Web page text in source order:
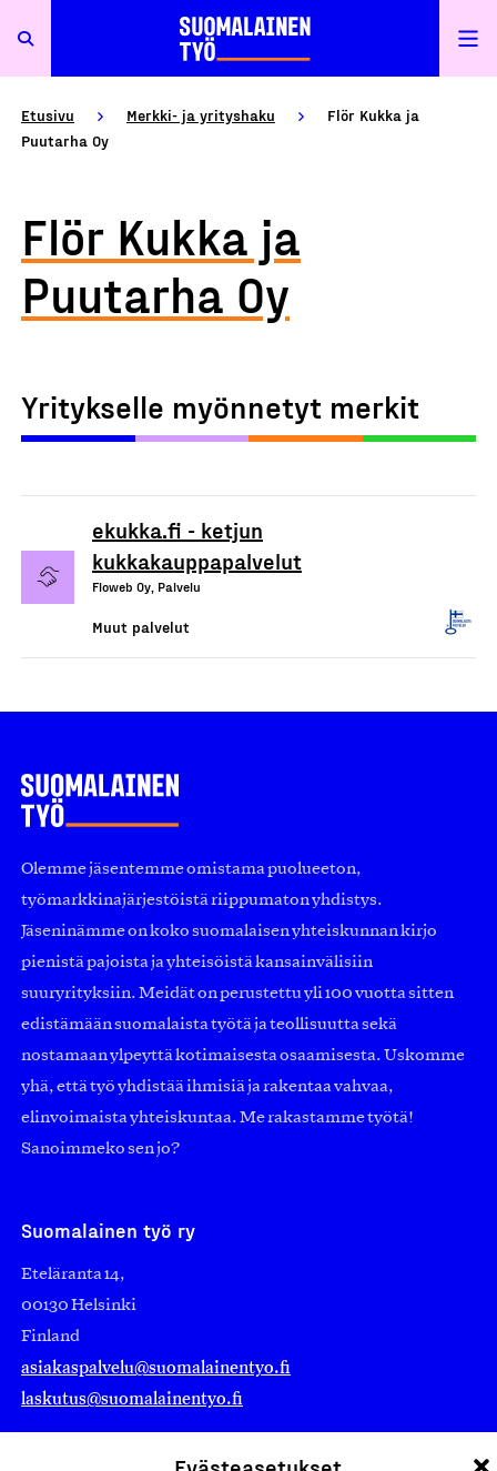
Etusivu Merkki- ja yrityshaku
Flör Kukka ja
Puutarha Oy
Flör Kukka ja
Puutarha Oy
Yritykselle myönnetyt merkit
ekukka.fi - ketjun
kukkakauppapalvelut
Floweb Oy, Palvelu
Muut palvelut
Olemme jäsentemme omistama puolueeton,
työmarkkinajärjestöistä riippumaton yhdistys.
Jäseninämme on koko suomalaisen yhteiskunnan kirjo
pienistä pajoista ja yhteisöistä kansainvälisiin
suuryrityksiin. Meidät on perustettu yli 100 vuotta sitten
edistämään suomalaista työtä ja teollisuutta sekä
nostamaan ylpeyttä kotimaisesta osaamisesta. Uskomme
yhä, että työ yhdistää ihmisiä ja rakentaa vahvaa,
elinvoimaista yhteiskuntaa. Me rakastamme työtä!
Sanoimmeko sen jo?
Suomalainen työ ry
Eteläranta 14,
00130 Helsinki
Finland
asiakaspalvelu@suomalainentyo.fi
laskutus@suomalainentyo.fi